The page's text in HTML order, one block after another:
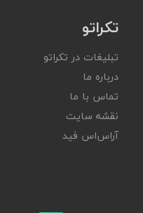
تکراتو
تبلیغات در تکراتو
درباره ما
تماس با ما
نقشه سایت
آر‌اس‌اس فید